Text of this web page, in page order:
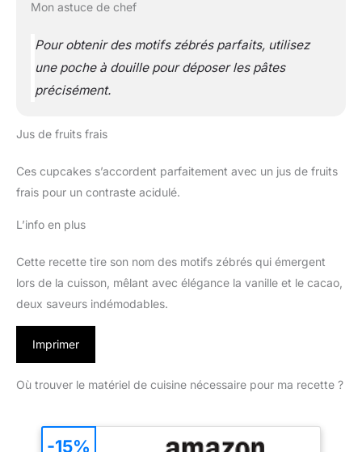
Mon astuce de chef
Pour obtenir des motifs zébrés parfaits, utilisez
une poche à douille pour déposer les pâtes
précisément.
Jus de fruits frais
Ces cupcakes s’accordent parfaitement avec un jus de fruits
frais pour un contraste acidulé.
L’info en plus
Cette recette tire son nom des motifs zébrés qui émergent
lors de la cuisson, mêlant avec élégance la vanille et le cacao,
deux saveurs indémodables.
Imprimer
Où trouver le matériel de cuisine nécessaire pour ma recette ?
-15%